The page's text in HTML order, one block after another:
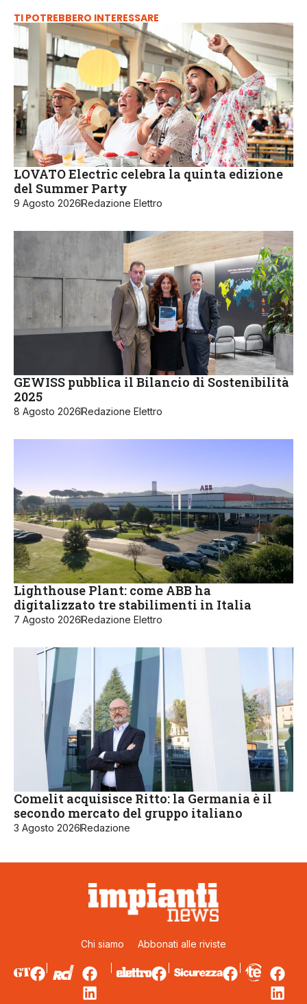
TI POTREBBERO INTERESSARE
LOVATO Electric celebra la quinta edizione
del Summer Party
9 Agosto 2026Redazione Elettro
GEWISS pubblica il Bilancio di Sostenibilità
2025
8 Agosto 2026Redazione Elettro
Lighthouse Plant: come ABB ha
digitalizzato tre stabilimenti in Italia
7 Agosto 2026Redazione Elettro
Comelit acquisisce Ritto: la Germania è il
secondo mercato del gruppo italiano
3 Agosto 2026Redazione
Chi siamo Abbonati alle riviste